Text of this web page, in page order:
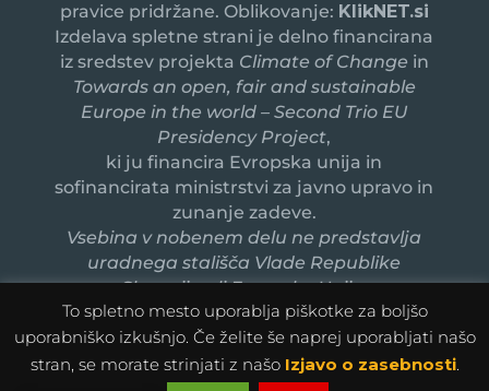
pravice pridržane. Oblikovanje: KlikNET.si
Izdelava spletne strani je delno financirana
iz sredstev projekta Climate of Change in
Towards an open, fair and sustainable
Europe in the world – Second Trio EU
Presidency Project,
ki ju financira Evropska unija in
sofinancirata ministrstvi za javno upravo in
zunanje zadeve.
Vsebina v nobenem delu ne predstavlja
uradnega stališča Vlade Republike
Slovenije ali Evropske Unije.
To spletno mesto uporablja piškotke za boljšo
uporabniško izkušnjo. Če želite še naprej uporabljati našo
stran, se morate strinjati z našo Izjavo o zasebnosti.